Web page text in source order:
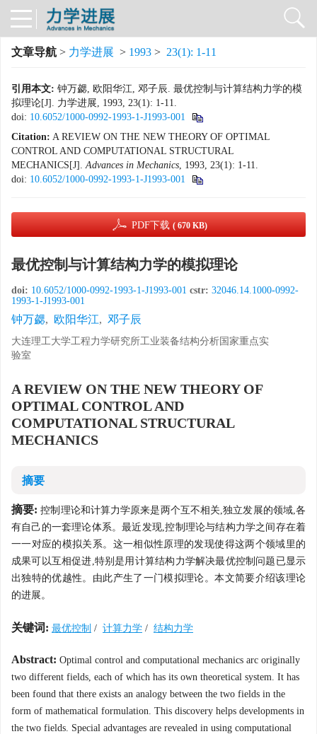
文章导航 > 力学进展 > 1993 > 23(1): 1-11
引用本文: 钟万勰, 欧阳华江, 邓子辰. 最优控制与计算结构力学的模
拟理论[J]. 力学进展, 1993, 23(1): 1-11.
doi: 10.6052/1000-0992-1993-1-J1993-001
Citation: A REVIEW ON THE NEW THEORY OF OPTIMAL
CONTROL AND COMPUTATIONAL STRUCTURAL
MECHANICS[J].Advances in Mechanics, 1993, 23(1): 1-11.
doi: 10.6052/1000-0992-1993-1-J1993-001
PDF下载 ( 670 KB)
最优控制与计算结构力学的模拟理论
doi: 10.6052/1000-0992-1993-1-J1993-001 cstr: 32046.14.1000-0992-
1993-1-J1993-001
钟万勰, 欧阳华江, 邓子辰
大连理工大学工程力学研究所工业装备结构分析国家重点实
验室
A REVIEW ON THE NEW THEORY OF
OPTIMAL CONTROL AND
COMPUTATIONAL STRUCTURAL
MECHANICS
摘要
摘要: 控制理论和计算力学原来是两个互不相关,独立发展的领域,各
有自己的一套理论体系。最近发现,控制理论与结构力学之间存在着
一一对应的模拟关系。这一相似性原理的发现使得这两个领域里的
成果可以互相促进,特别是用计算结构力学解决最优控制问题已显示
出独特的优越性。由此产生了一门模拟理论。本文简要介绍该理论
的进展。
关键词: 最优控制 / 计算力学 / 结构力学
Abstract: Optimal control and computational mechanics arc originally
two different fields, each of which has its own theoretical system. It has
been found that there exists an analogy between the two fields in the
form of mathematical formulation. This discovery helps developments in
the two fields. Special advantages are revealed in using computational